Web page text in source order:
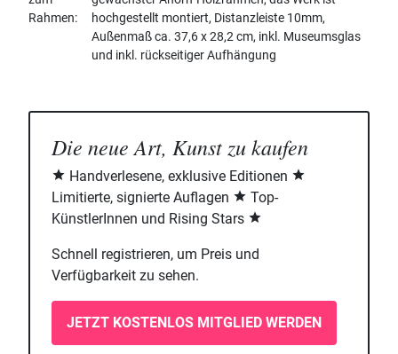
Rahmen
hochgestellt montiert, Distanzleiste 10mm,
Außenmaß ca. 37,6 x 28,2 cm, inkl. Museumsglas
und inkl. rückseitiger Aufhängung
Die neue Art, Kunst zu kaufen
Handverlesene, exklusive Editionen
Limitierte, signierte Auflagen
Top-
KünstlerInnen und Rising Stars
Schnell registrieren, um Preis und
Verfügbarkeit zu sehen.
JETZT KOSTENLOS MITGLIED WERDEN